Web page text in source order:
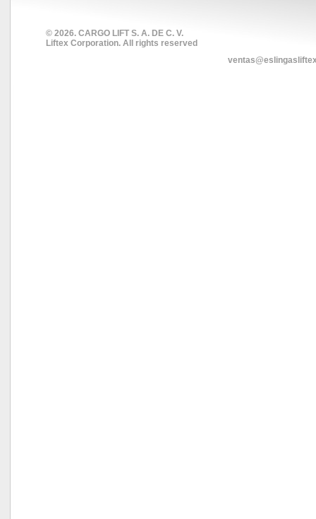
© 2026. CARGO LIFT S. A. DE C. V.
Liftex Corporation. All rights reserved